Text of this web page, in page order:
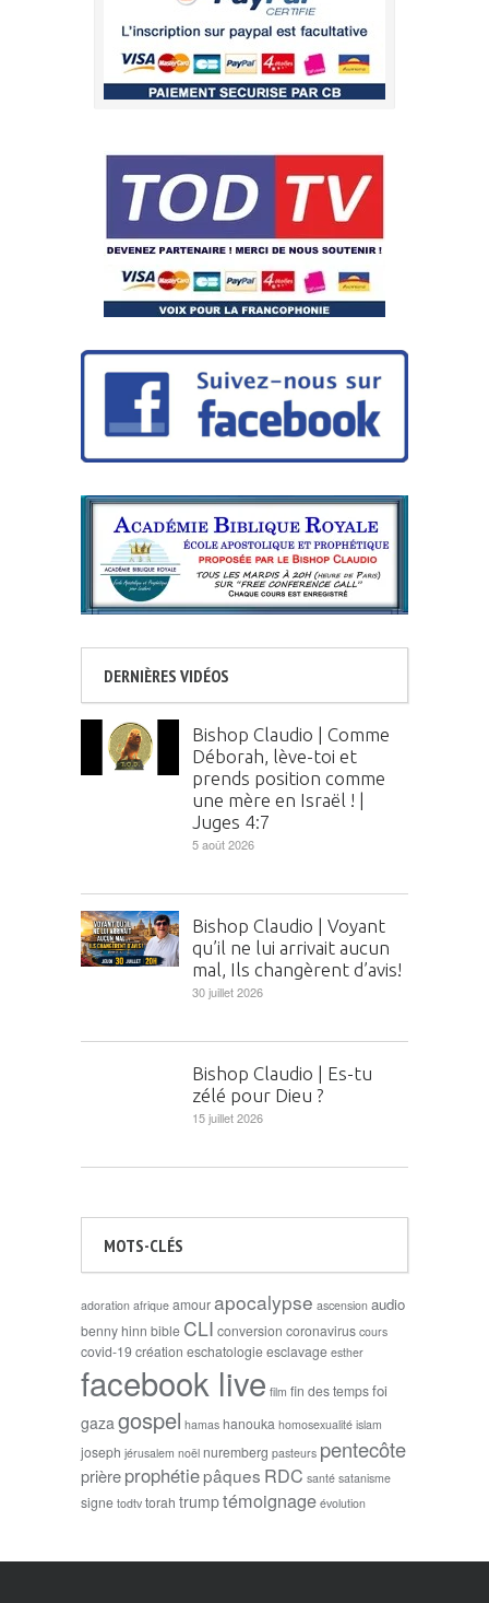
DERNIÈRES VIDÉOS
Bishop Claudio | Comme
Déborah, lève-toi et
prends position comme
une mère en Israël ! |
Juges 4:7
5 août 2026
Bishop Claudio | Voyant
qu’il ne lui arrivait aucun
mal, Ils changèrent d’avis!
30 juillet 2026
Bishop Claudio | Es-tu
zélé pour Dieu ?
15 juillet 2026
MOTS-CLÉS
adoration afrique amourapocalypse ascension audio
benny hinn bible CLI conversion coronavirus cours
covid-19création eschatologieesclavage esther
facebook live film fin des tempsfoi
gazagospel hamas hanouka homosexualité islam
joseph jérusalem noël nuremberg pasteurs pentecôte
prièreprophétiepâques RDC santé satanisme
signe todtv torah trumptémoignage évolution